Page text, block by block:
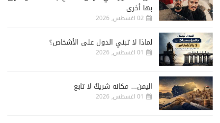
بها أخرى
02 اغسطس, 2026
لماذا لا تبني الدول على الأشخاص؟
01 اغسطس, 2026
اليمن... مكانه شريكٌ لا تابع
01 اغسطس, 2026